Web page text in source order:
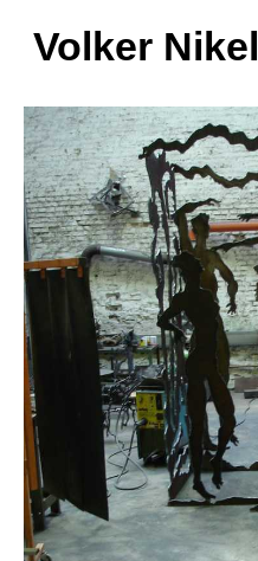
Volker Nikel